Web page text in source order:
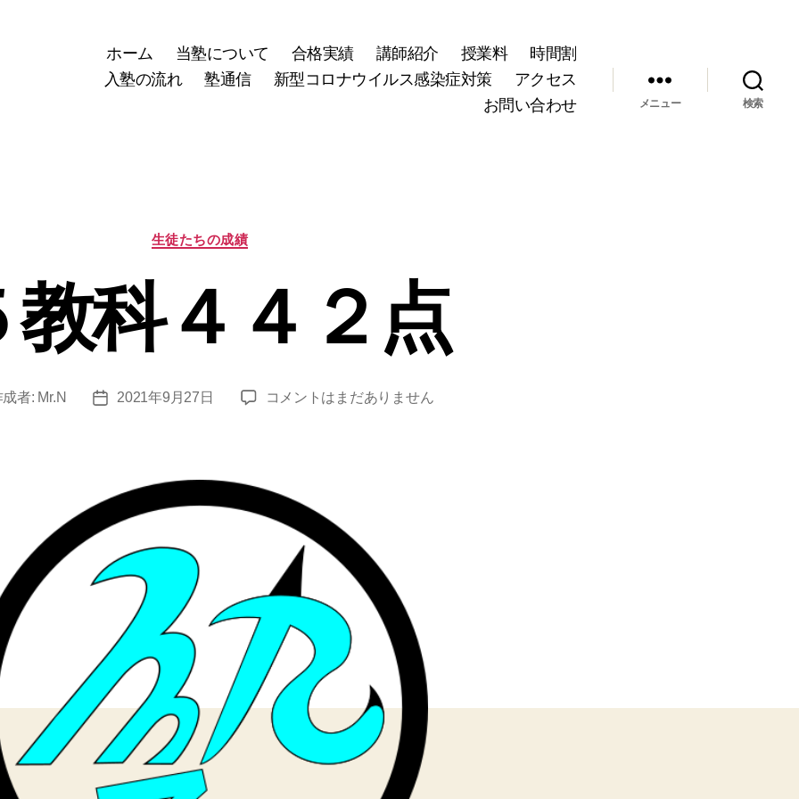
ホーム 当塾について 合格実績 講師紹介 授業料
時間割
入塾の流れ
塾通信 新型コロナウイルス感染症対策
アクセス
お問い合わせ
メニュー 検索
カ
テ
リ
ー
生徒たちの成績
教科４４２点
成者: Mr.N
投
2021年9月27日
５
点
コメントはまだありません